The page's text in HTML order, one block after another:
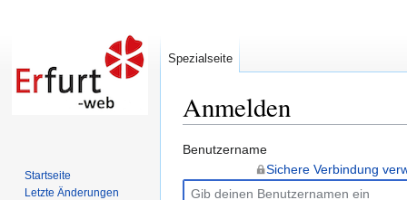
Anmelden
Zur
springen
Zur
springen
Benutzername
Sichere Verbindung
Spezialseite
Startseite
Letzte Änderungen